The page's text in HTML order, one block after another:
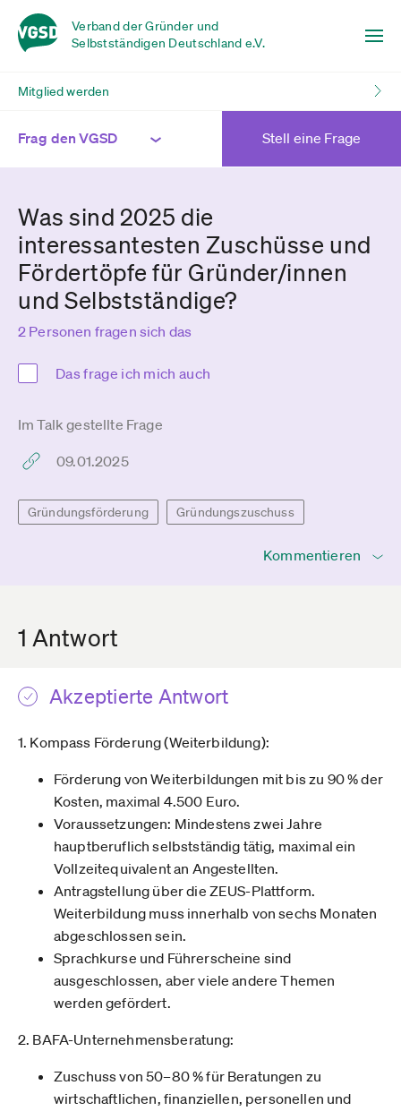
Verband der Gründer und
Selbstständigen Deutschland e.V.
Mitglied werden
Frag den VGSD Stell eine Frage
Was sind 2025 die
interessantesten Zuschüsse und
Fördertöpfe für Gründer/innen
und Selbstständige?
2 Personen fragen sich das
Das frage ich mich auch
Im Talk gestellte Frage
09.01.2025
Gründungsförderung Gründungszuschuss
Kommentieren
1 Antwort
Akzeptierte Antwort
1. Kompass Förderung (Weiterbildung):
Förderung von Weiterbildungen mit bis zu 90 % der
Kosten, maximal 4.500 Euro.
Voraussetzungen: Mindestens zwei Jahre
hauptberuflich selbstständig tätig, maximal ein
Vollzeitequivalent an Angestellten.
Antragstellung über die ZEUS-Plattform.
Weiterbildung muss innerhalb von sechs Monaten
abgeschlossen sein.
Sprachkurse und Führerscheine sind
ausgeschlossen, aber viele andere Themen
werden gefördert.
2. BAFA-Unternehmensberatung:
Zuschuss von 50–80 % für Beratungen zu
wirtschaftlichen, finanziellen, personellen und